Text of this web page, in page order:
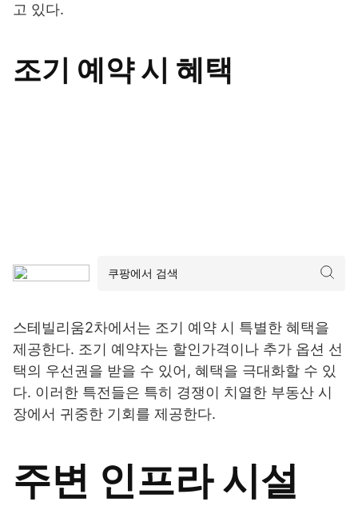
고 있다.
조기 예약 시 혜택
스테빌리움2차에서는 조기 예약 시 특별한 혜택을
제공한다. 조기 예약자는 할인가격이나 추가 옵션 선
택의 우선권을 받을 수 있어, 혜택을 극대화할 수 있
다. 이러한 특전들은 특히 경쟁이 치열한 부동산 시
장에서 귀중한 기회를 제공한다.
주변 인프라 시설